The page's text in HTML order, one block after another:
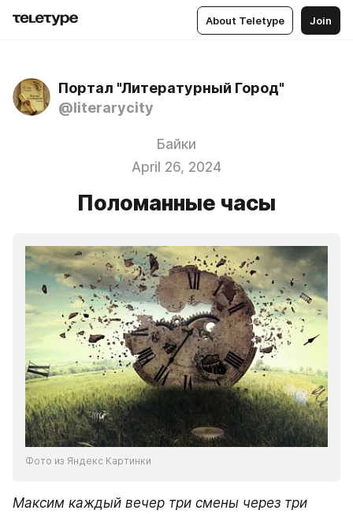
About Teletype Join
Портал "Литературный Город"
@literarycity
Байки
April 26, 2024
Поломанные часы
Фото из Яндекс Картинки
Максим каждый вечер три смены через три